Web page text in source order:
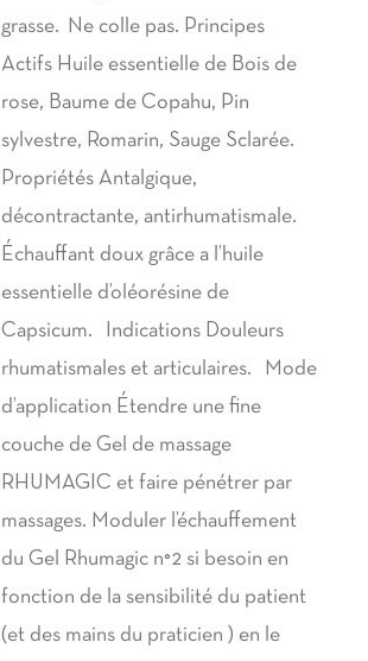
grasse. Ne colle pas. Principes
Actifs Huile essentielle de Bois de
rose, Baume de Copahu, Pin
sylvestre, Romarin, Sauge Sclarée.
Propriétés Antalgique,
décontractante, antirhumatismale.
Échauffant doux grâce a l’huile
essentielle d’oléorésine de
Capsicum. Indications Douleurs
rhumatismales et articulaires. Mode
d’application Étendre une fine
couche de Gel de massage
RHUMAGIC et faire pénétrer par
massages. Moduler l’échauffement
du Gel Rhumagic n°2 si besoin en
fonction de la sensibilité du patient
(et des mains du praticien ) en le